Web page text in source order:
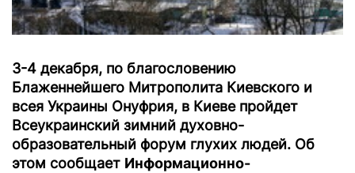
3-4 декабря, по благословению
Блаженнейшего Митрополита Киевского и
всея Украины Онуфрия, в Киеве пройдет
Всеукраинский зимний духовно-
образовательный форум глухих людей. Об
этом сообщает Информационно-